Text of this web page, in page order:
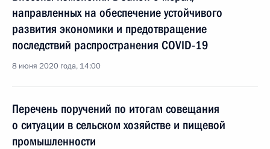
направленных на обеспечение устойчивого
развития экономики и предотвращение
последствий распространения COVID-19
8 июня 2020 года, 14:00
Перечень поручений по итогам совещания
о ситуации в сельском хозяйстве и пищевой
промышленности